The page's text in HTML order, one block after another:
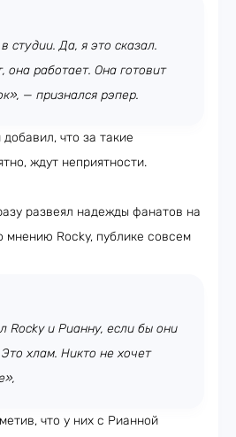
студии. Да, я это сказал.
она работает. Она готовит
— признался рэпер.
что за такие
ждут неприятности.
развеял надежды фанатов на
мнению Rocky, публике совсем
Rocky и Рианну, если бы они
хлам. Никто не хочет
что у них с Рианной